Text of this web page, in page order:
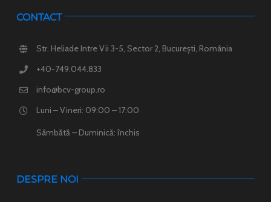
DESPRE NOI
CONTACT
Str. Heliade Intre Vii 3-5, Sector 2, București, România
+40-749.044.833
info@bcv-group.ro
Luni – Vineri: 09:00 – 17:00
Sâmbătă – Duminică: închis